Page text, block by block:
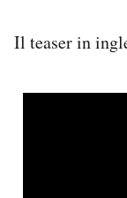
Il teaser in